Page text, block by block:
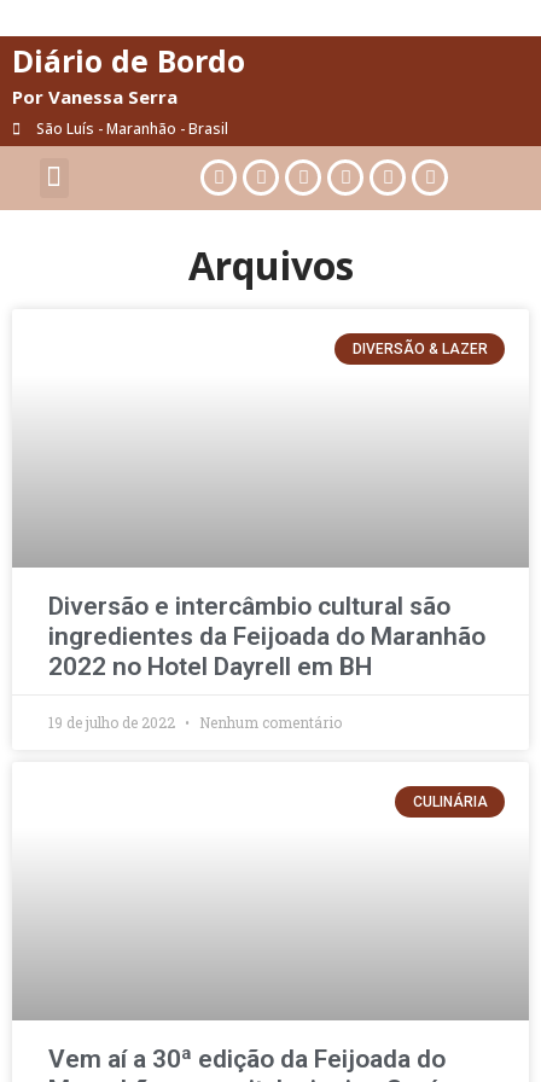
Diário de Bordo
Por Vanessa Serra
São Luís - Maranhão - Brasil
Arquivos
DIVERSÃO & LAZER
Diversão e intercâmbio cultural são
ingredientes da Feijoada do Maranhão
2022 no Hotel Dayrell em BH
19 de julho de 2022 Nenhum comentário
CULINÁRIA
Vem aí a 30ª edição da Feijoada do